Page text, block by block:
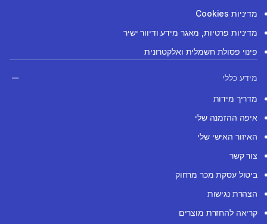
מדיניות Cookies
מדיניות פרטיות, מאגר מידע ודיוור ישיר
פינוי פסולת חשמלית ואלקטרונית
מידע כללי
מדריך מידות
איפה ההזמנה שלי
האיזור האישי שלי
צור קשר
ביטול עסקת מכר מרחוק
הצהרת נגישות
קריאה להחזרת מוצרים